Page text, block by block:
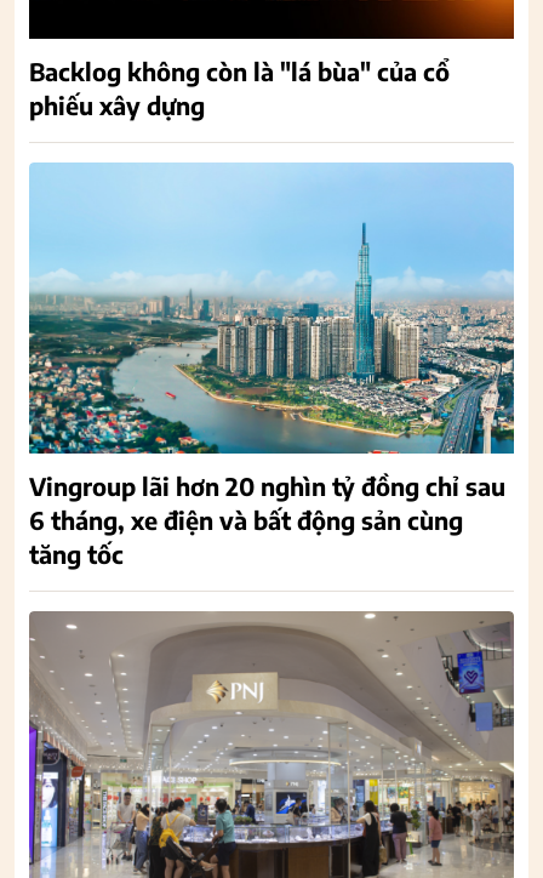
Backlog không còn là "lá bùa" của cổ
phiếu xây dựng
Vingroup lãi hơn 20 nghìn tỷ đồng chỉ sau
6 tháng, xe điện và bất động sản cùng
tăng tốc